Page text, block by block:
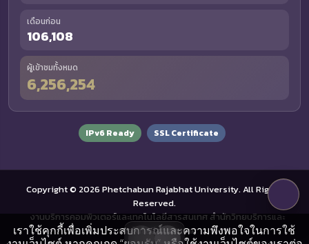
เดือนก่อน
106,108
ผู้เข้าชมทั้งหมด
6,256,254
IPv6 Ready SSL Certificate
Copyright © 2026 Phetchabun Rajabhat University. All Rights
Reserved.
งานบริการคอมพิวเตอร์และเทคโนโลยีสารสนเทศ สำนักวิทยบริการและ
เทคโนโลยีสารสนเทศ
เราใช้คุกกี้เพื่อเพิ่มประสบการณ์และความพึงพอใจในการใช้